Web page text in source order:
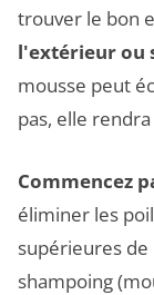
trouver le bon
l'extérieur ou
mousse peut
pas, elle
Commencez
éliminer les
supérieures de
shampoing